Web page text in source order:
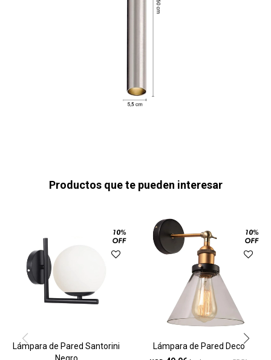
Productos que te pueden interesar
Lámpara de Pared Santorini
Lámpara de Pared Deco